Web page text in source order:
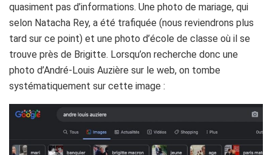
quasiment pas d’informations. Une photo de mariage, qui
selon Natacha Rey, a été trafiquée (nous reviendrons plus
tard sur ce point) et une photo d’école de classe où il se
trouve près de Brigitte. Lorsqu’on recherche donc une
photo d’André-Louis Auzière sur le web, on tombe
systématiquement sur cette image :